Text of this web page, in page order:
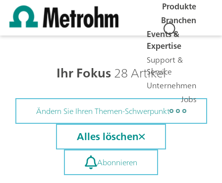
Produkte
Branchen
Events &
Expertise
Support &
Service
Unternehmen
Jobs
Ihr Fokus28 Artikel
Ändern Sie Ihren Themen-Schwerpunkt
Alles löschen
Abonnieren